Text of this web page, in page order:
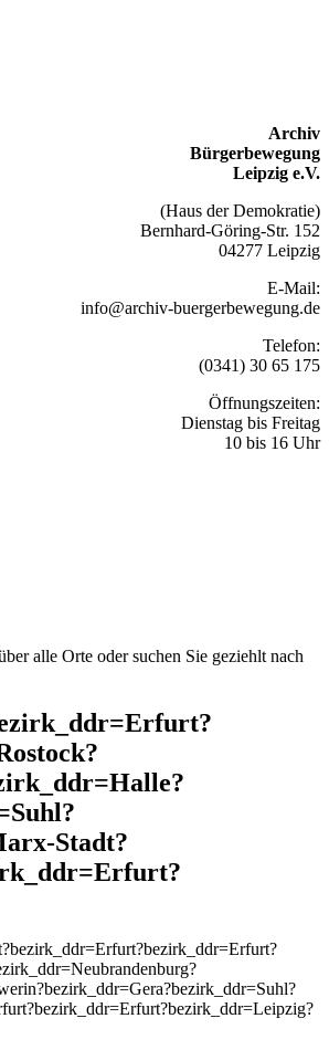
Archiv
Bürgerbewegung
Leipzig e.V.
(Haus der Demokratie)
Bernhard-Göring-Str. 152
04277 Leipzig
E-Mail:
info@archiv-buergerbewegung.de
Telefon:
(0341) 30 65 175
Öffnungszeiten:
Dienstag bis Freitag
10 bis 16 Uhr
alle Orte oder suchen Sie geziehlt nach
Stadt?